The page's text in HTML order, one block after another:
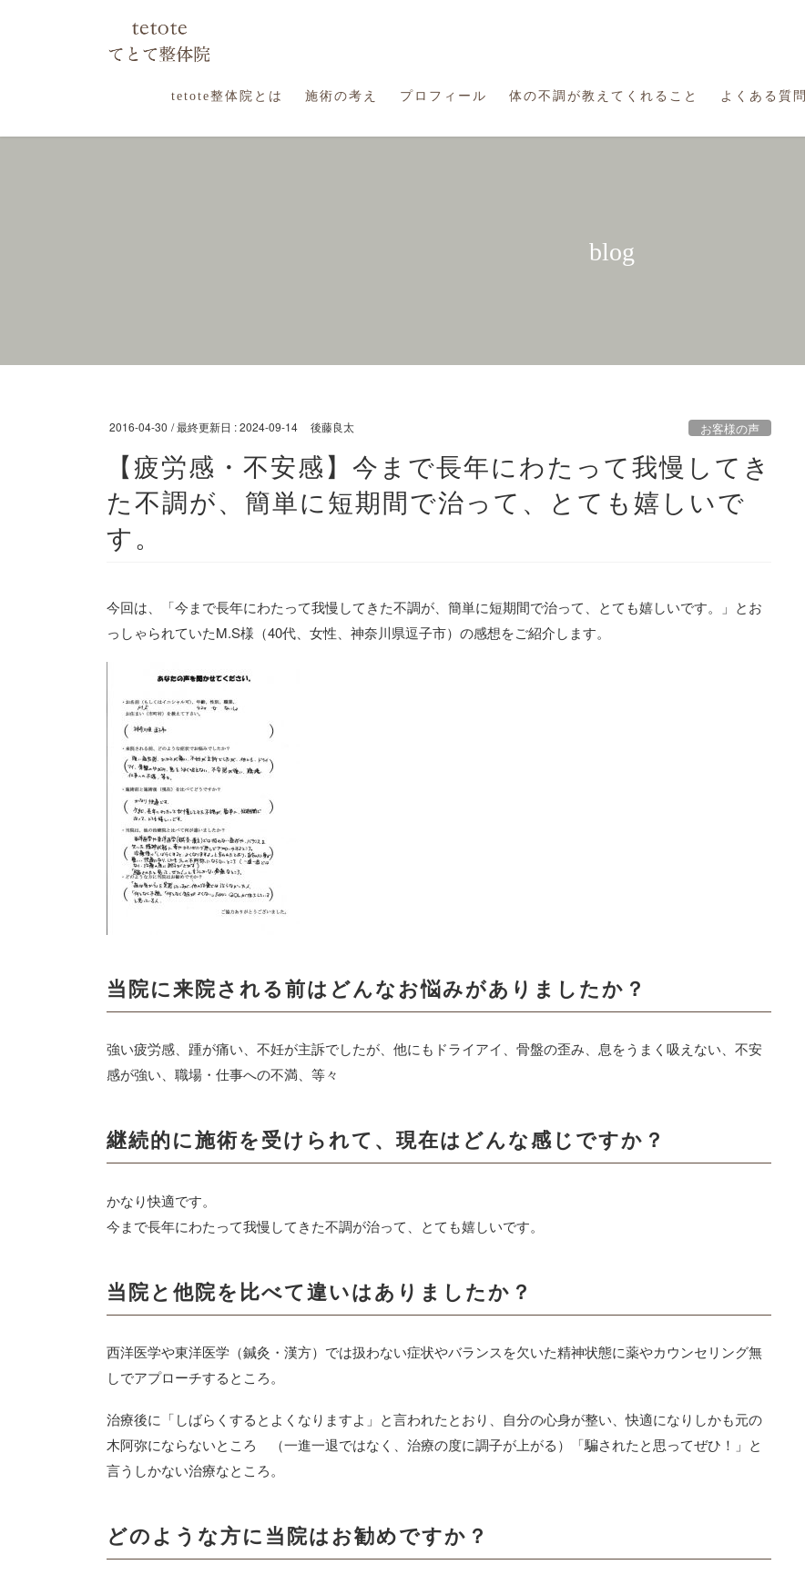
tetote整体院とは 施術の考え プロフィール 体の不調が教えてくれること よくある質問
blog
2016-04-30 / 最終更新日 :2024-09-14 後藤良太 お客様の声
【疲労感・不安感】今まで長年にわたって我慢してき
た不調が、簡単に短期間で治って、とても嬉しいで
す。
今回は、「今まで長年にわたって我慢してきた不調が、簡単に短期間で治って、とても嬉しいです。」とお
っしゃられていたM.S様（40代、女性、神奈川県逗子市）の感想をご紹介します。
当院に来院される前はどんなお悩みがありましたか？
強い疲労感、踵が痛い、不妊が主訴でしたが、他にもドライアイ、骨盤の歪み、息をうまく吸えない、不安
感が強い、職場・仕事への不満、等々
継続的に施術を受けられて、現在はどんな感じですか？
かなり快適です。
今まで長年にわたって我慢してきた不調が治って、とても嬉しいです。
当院と他院を比べて違いはありましたか？
西洋医学や東洋医学（鍼灸・漢方）では扱わない症状やバランスを欠いた精神状態に薬やカウンセリング無
しでアプローチするところ。
治療後に「しばらくするとよくなりますよ」と言われたとおり、自分の心身が整い、快適になりしかも元の
木阿弥にならないところ （一進一退ではなく、治療の度に調子が上がる）「騙されたと思ってぜひ！」と
言うしかない治療なところ。
どのような方に当院はお勧めですか？